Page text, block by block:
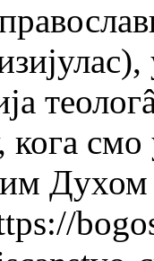
кога